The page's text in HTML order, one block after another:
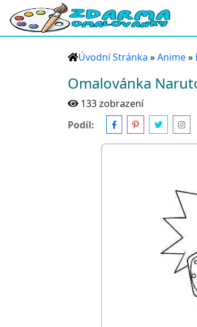
Úvodní Stránka »Anime»
Omalovánka
133 zobrazení
Podíl: